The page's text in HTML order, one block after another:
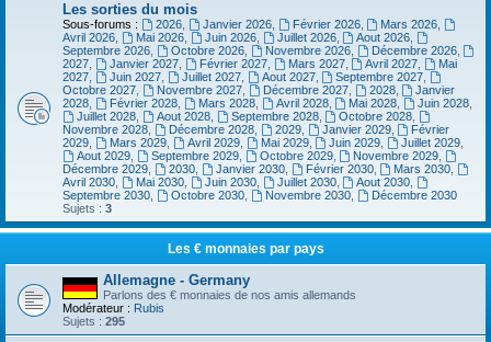
Les sorties du mois
Sous-forums : 2026, Janvier 2026, Février 2026, Mars 2026
Avril 2026
Mai 2026, Juin 2026, Juillet 2026, Aout 2026
Septembre 2026
Octobre 2026, Novembre 2026, Décembre 2026,
2027
Janvier 2027, Février 2027, Mars 2027, Avril 2027
Mai
2027
Juin 2027, Juillet 2027, Aout 2027, Septembre 2027
Octobre 2027
Novembre 2027, Décembre 2027, 2028,
Janvier
2028
Février 2028, Mars 2028, Avril 2028, Mai 2028 Juin 2028
Juillet 2028, Aout 2028, Septembre 2028, Octobre 2028
Novembre 2028
Décembre 2028, 2029, Janvier 2029,
Février
2029
Mars 2029, Avril 2029, Mai 2029, Juin 2029 Juillet 2029
Aout 2029, Septembre 2029, Octobre 2029, Novembre 2029
Décembre 2029
2030, Janvier 2030, Février 2030, Mars 2030
Avril 2030
Mai 2030, Juin 2030, Juillet 2030, Aout 2030
Septembre 2030
Octobre 2030, Novembre 2030,
Décembre 2030
Sujets : 3
Les € monnaies par pays
Allemagne - Germany
Parlons des € monnaies de nos amis allemands
Modérateur : Rubis
Sujets : 295